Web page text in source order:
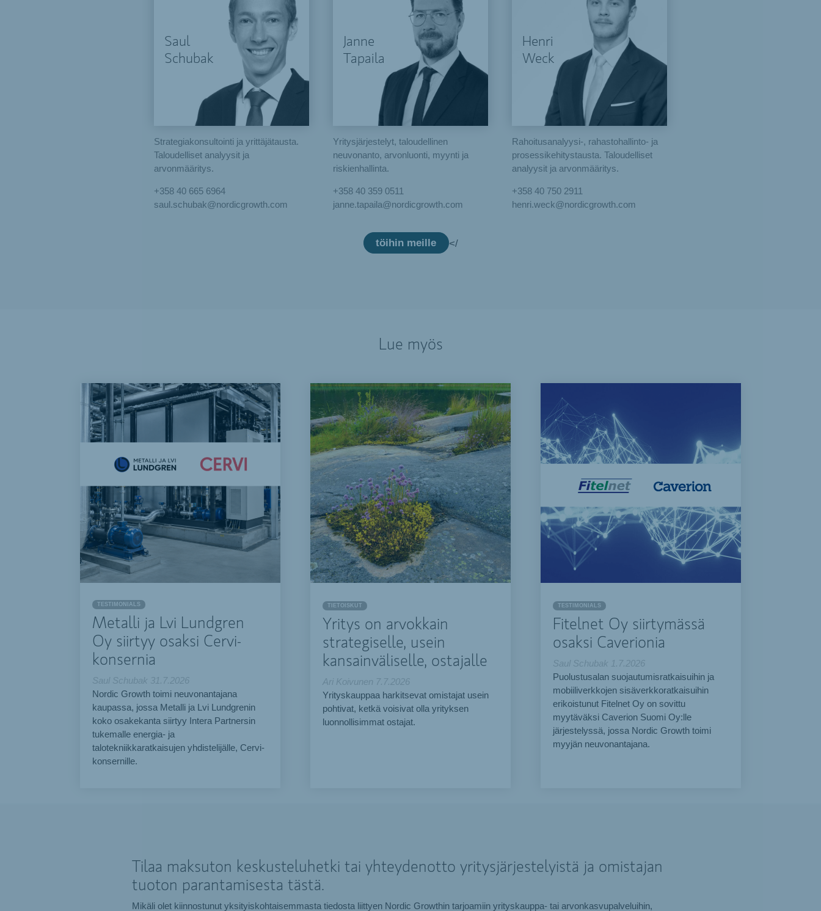
Saul
Schubak
Strategiakonsultointi ja yrittäjätausta.
Taloudelliset analyysit ja
arvonmääritys.
+358 40 665 6964
saul.schubak@nordicgrowth.com
Janne
Tapaila
Yritysjärjestelyt, taloudellinen
neuvonanto, arvonluonti, myynti ja
riskienhallinta.
+358 40 359 0511
janne.tapaila@nordicgrowth.com
Henri
Weck
Rahoitusanalyysi-, rahastohallinto- ja
prosessikehitystausta. Taloudelliset
analyysit ja arvonmääritys.
+358 40 750 2911
henri.weck@nordicgrowth.com
töihin meille </
Lue myös
TESTIMONIALS
Metalli ja Lvi Lundgren
Oy siirtyy osaksi Cervi-
konsernia
Saul Schubak 31.7.2026
Nordic Growth toimi neuvonantajana
kaupassa, jossa Metalli ja Lvi Lundgrenin
koko osakekanta siirtyy Intera Partnersin
tukemalle energia- ja
talotekniikkaratkaisujen yhdistelijälle, Cervi-
konsernille.
TIETOISKUT
Yritys on arvokkain
strategiselle, usein
kansainväliselle, ostajalle
Ari Koivunen 7.7.2026
Yrityskauppaa harkitsevat omistajat usein
pohtivat, ketkä voisivat olla yrityksen
luonnollisimmat ostajat.
TESTIMONIALS
Fitelnet Oy siirtymässä
osaksi Caverionia
Saul Schubak 1.7.2026
Puolustusalan suojautumisratkaisuihin ja
mobiiliverkkojen sisäverkkoratkaisuihin
erikoistunut Fitelnet Oy on sovittu
myytäväksi Caverion Suomi Oy:lle
järjestelyssä, jossa Nordic Growth toimi
myyjän neuvonantajana.
Tilaa maksuton keskusteluhetki tai yhteydenotto yritysjärjestelyistä ja omistajan
tuoton parantamisesta tästä.
Mikäli olet kiinnostunut yksityiskohtaisemmasta tiedosta liittyen Nordic Growthin tarjoamiin yrityskauppa- tai arvonkasvupalveluihin,